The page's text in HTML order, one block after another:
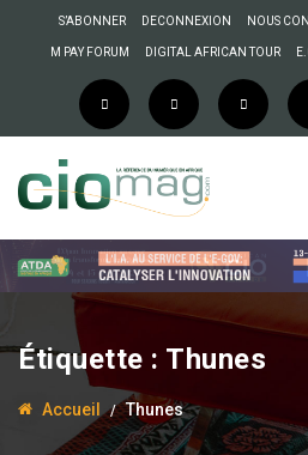
S’ABONNER DECONNEXION NOUS
M PAY FORUM DIGITAL AFRICAN TOUR
Étiquette : Thunes
Accueil Thunes